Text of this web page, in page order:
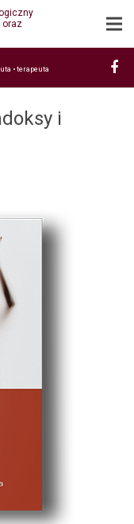
oraz
• terapeuta
i